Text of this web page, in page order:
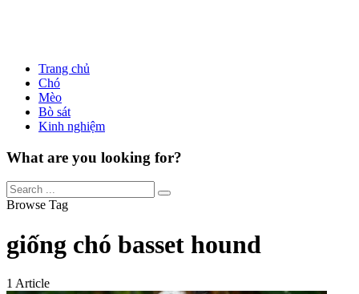
Trang chủ
Chó
Mèo
Bò sát
Kinh nghiệm
What are you looking for?
Browse Tag
giống chó basset hound
1 Article